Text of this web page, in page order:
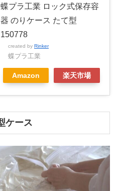
蝶プラ工業 ロック式保存容
器 のりケース たて型
150778
created by Rinker
蝶プラ工業
Amazon 楽天市場
ケース